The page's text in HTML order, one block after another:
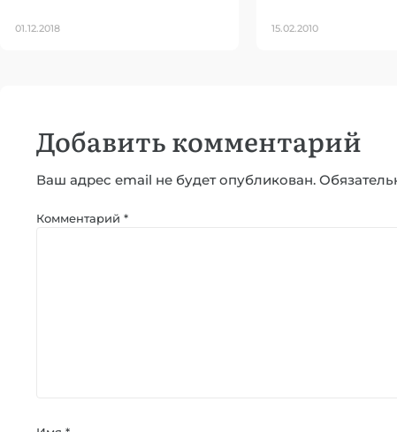
01.12.2018 15.02.2010
Добавить комментарий
Ваш адрес email не будет опубликован.
Комментарий *